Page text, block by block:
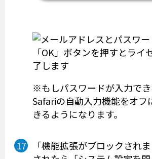
※もしパスワードが入力でき
Safariの自動入力機能をオフ
きるようになります。
「機能拡張がブロックされ